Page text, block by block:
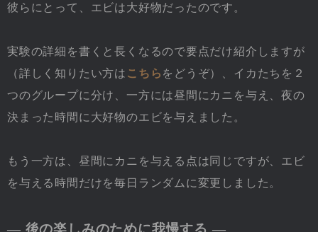
彼らにとって、エビは大好物だったのです。
実験の詳細を書くと長くなるので要点だけ紹介しますが
（詳しく知りたい方は こちら をどうぞ）、イカたちを２
つのグループに分け、一方には昼間にカニを与え、夜の
決まった時間に大好物のエビを与えました。
もう一方は、昼間にカニを与える点は同じですが、エビ
を与える時間だけを毎日ランダムに変更しました。
― 後の楽しみのために我慢する ―